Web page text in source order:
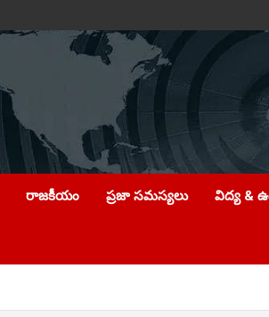
రాజకీయం ప్రజా సమస్యలు విద్య &